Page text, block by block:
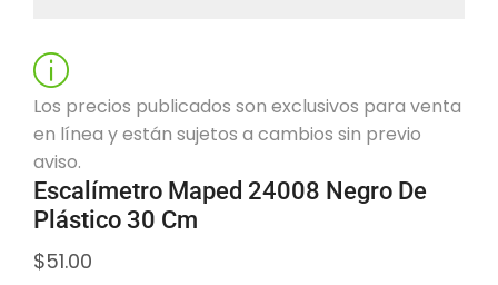
Los precios publicados son exclusivos para venta
en línea y están sujetos a cambios sin previo
aviso.
Escalímetro Maped 24008 Negro De
Plástico 30 Cm
$51.00